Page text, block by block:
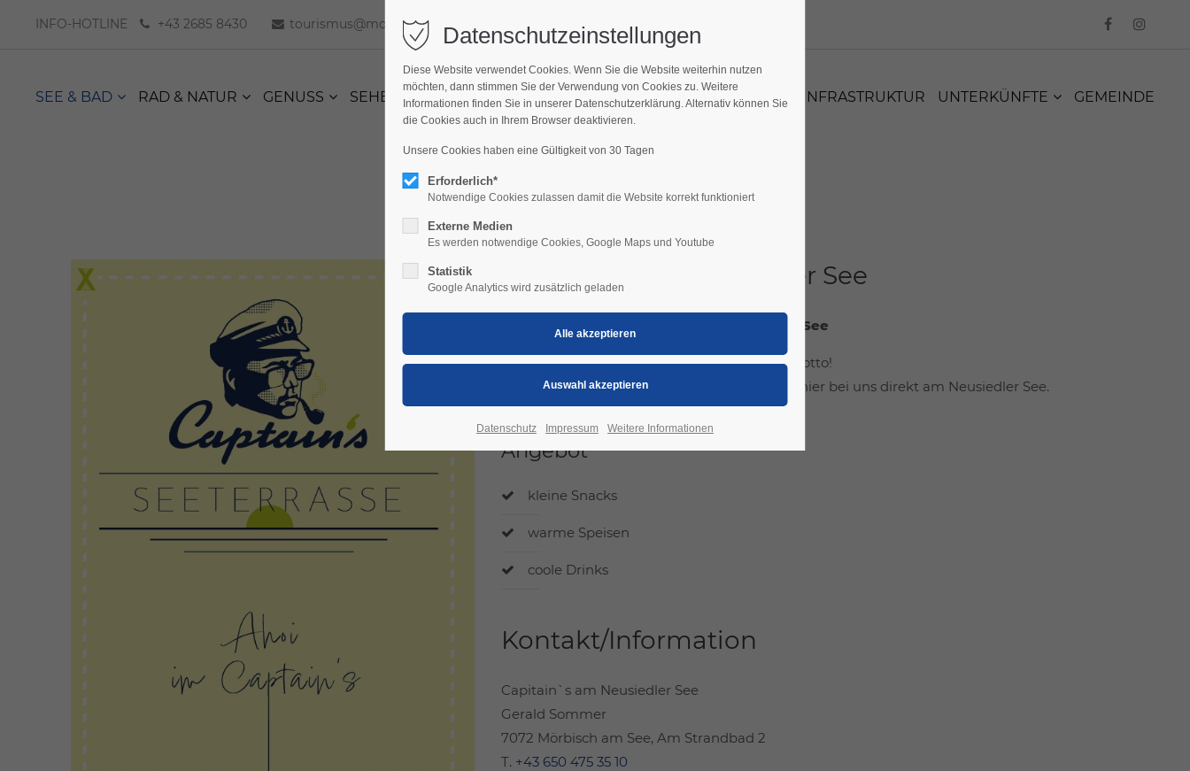
INFO-HOTLINE +43 2685 8430 tourismus@moerbisch.com
SEE & BAD RAD & NATUR GENUSS SEHENSWERT KIDS INFRASTRUKTUR UNTERKÜNFTE GEMEINDE
Captain`s am Neusiedler See
Willkommen bei Captain`s am Neusiedler See
Ankommen und Wohlfühlen - das ist unser Motto!
Genießen Sie kühle Drinks und heiße Snacks hier bei uns direkt am Neusiedler See.
Angebot
kleine Snacks
warme Speisen
coole Drinks
Kontakt/Information
Capitain`s am Neusiedler See
Gerald Sommer
7072 Mörbisch am See, Am Strandbad 2
T. +43 650 475 35 10
Datenschutzeinstellungen
Diese Website verwendet Cookies. Wenn Sie die Website weiterhin nutzen
möchten, dann stimmen Sie der Verwendung von Cookies zu. Weitere
Informationen finden Sie in unserer Datenschutzerklärung. Alternativ können Sie
die Cookies auch in Ihrem Browser deaktivieren.
Unsere Cookies haben eine Gültigkeit von 30 Tagen
Erforderlich*
Notwendige Cookies zulassen damit die Website korrekt funktioniert
Externe Medien
Es werden notwendige Cookies, Google Maps und Youtube
Statistik
Google Analytics wird zusätzlich geladen
Datenschutz Impressum Weitere Informationen